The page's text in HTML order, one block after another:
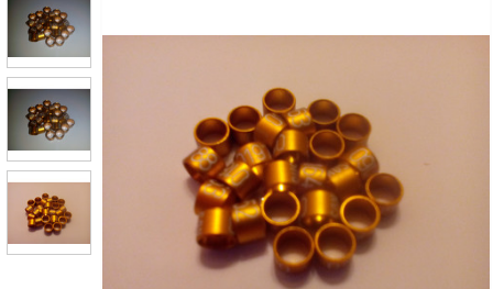
О МАГАЗИНЕ
ОПЛАТА И ДОСТАВКА
КОНТАКТЫ
КАТАЛОГ
СУВЕНИРЫ С ГОЛУБЯМИ